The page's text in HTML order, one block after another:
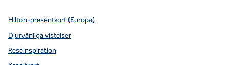
Hilton-presentkort (Europa)
Djurvänliga vistelser
Reseinspiration